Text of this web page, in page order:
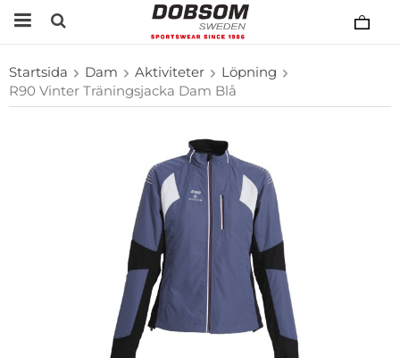
Startsida Dam Aktiviteter
Löpning
R90 Vinter Träningsjacka Dam Blå